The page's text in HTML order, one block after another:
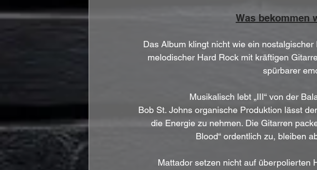
Was bekommen
Das Album klingt nicht wie ein
melodischer Hard Rock mit kräftigen
spürbarer
Musikalisch lebt „III“ von der
Bob St. Johns organische Produktion lässt
die Energie zu nehmen. Die Gitarren
Blood“ ordentlich zu, bleiben
Mattador setzen nicht auf überpolierten